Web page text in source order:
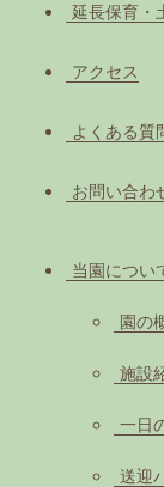
延長保育・
アクセス
よくある質
お問い合わ
当園につい
園の
施設
一日
送迎